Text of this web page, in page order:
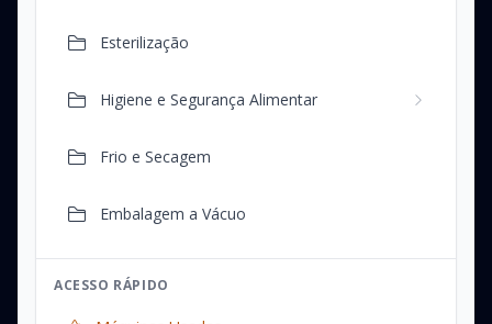
Esterilização
Higiene e Segurança Alimentar
Frio e Secagem
Embalagem a Vácuo
ACESSO RÁPIDO